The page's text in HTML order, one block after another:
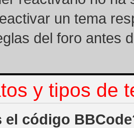
un tema
del foro antes
y tipos de
el código